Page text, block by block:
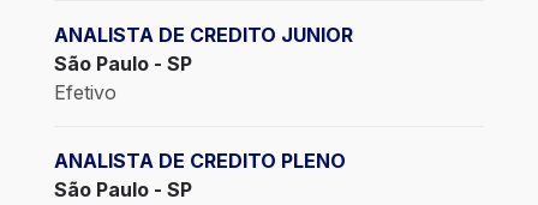
ANALISTA DE CREDITO JUNIOR
São Paulo - SP
Efetivo
ANALISTA DE CREDITO PLENO
São Paulo - SP